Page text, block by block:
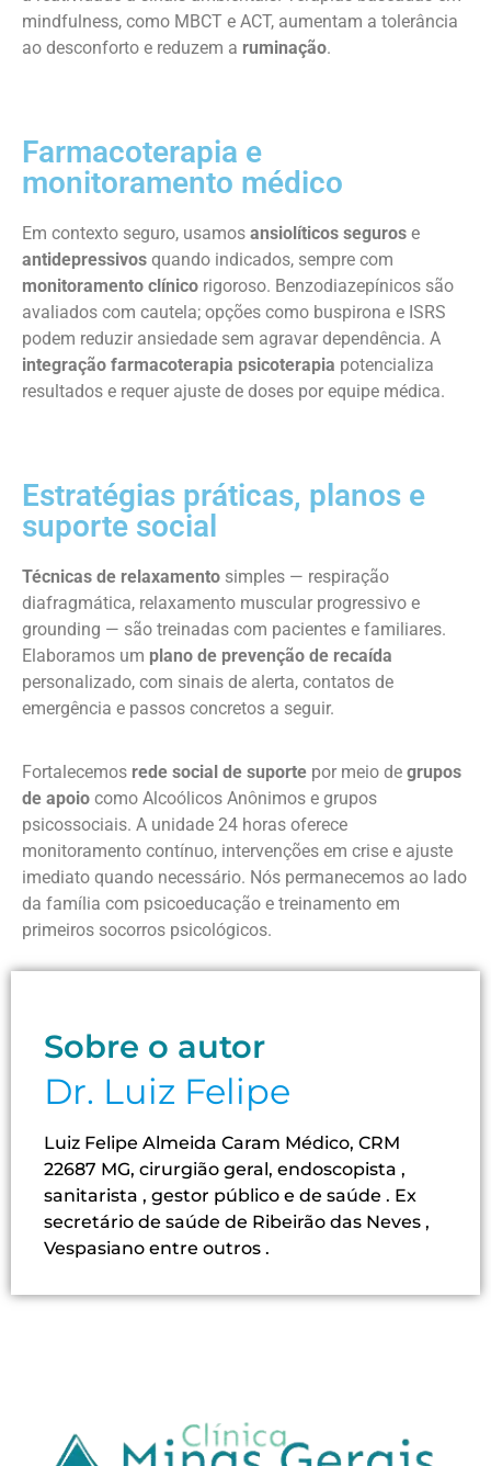
mindfulness, como MBCT e ACT, aumentam a tolerância
ao desconforto e reduzem a ruminação.
Farmacoterapia e
monitoramento médico
Em contexto seguro, usamos ansiolíticos seguros e
antidepressivos quando indicados, sempre com
monitoramento clínico rigoroso. Benzodiazepínicos são
avaliados com cautela; opções como buspirona e ISRS
podem reduzir ansiedade sem agravar dependência. A
integração farmacoterapia psicoterapia potencializa
resultados e requer ajuste de doses por equipe médica.
Estratégias práticas, planos e
suporte social
Técnicas de relaxamento simples — respiração
diafragmática, relaxamento muscular progressivo e
grounding — são treinadas com pacientes e familiares.
Elaboramos um plano de prevenção de recaída
personalizado, com sinais de alerta, contatos de
emergência e passos concretos a seguir.
Fortalecemos rede social de suporte por meio de grupos
de apoio como Alcoólicos Anônimos e grupos
psicossociais. A unidade 24 horas oferece
monitoramento contínuo, intervenções em crise e ajuste
imediato quando necessário. Nós permanecemos ao lado
da família com psicoeducação e treinamento em
primeiros socorros psicológicos.
Sobre o autor
Dr. Luiz Felipe
Luiz Felipe Almeida Caram Médico, CRM
22687 MG, cirurgião geral, endoscopista ,
sanitarista , gestor público e de saúde . Ex
secretário de saúde de Ribeirão das Neves ,
Vespasiano entre outros .